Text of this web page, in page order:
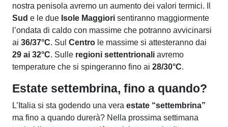
nostra penisola avremo un aumento dei valori termici. Il
Sud e le due Isole Maggiori sentiranno maggiormente
l’ondata di caldo con massime che potranno avvicinarsi
ai 36/37°C. Sul Centro le massime si attesteranno dai
29 ai 32°C. Sulle regioni settentrionali avremo
temperature che si spingeranno fino ai 28/30°C.
Estate settembrina, fino a quando?
L’Italia si sta godendo una vera estate “settembrina”
ma fino a quando durerà? Nella prossima settimana